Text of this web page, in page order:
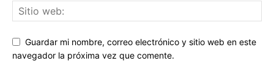
Guardar mi nombre, correo electrónico y sitio web en este
navegador la próxima vez que comente.